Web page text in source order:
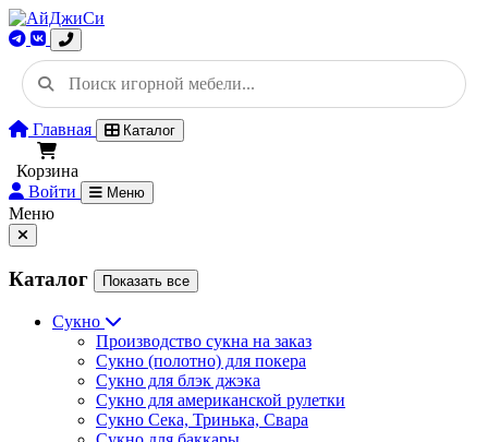
Главная Каталог
Корзина
Войти
Меню
Меню
Каталог Показать все
Сукно
Производство сукна на заказ
Сукно (полотно) для покера
Сукно для блэк джэка
Сукно для американской рулетки
Сукно Сека, Тринька, Свара